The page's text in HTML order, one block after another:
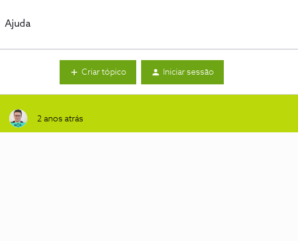
Ajuda
Criar tópico Iniciar sessão
2 anos atrás